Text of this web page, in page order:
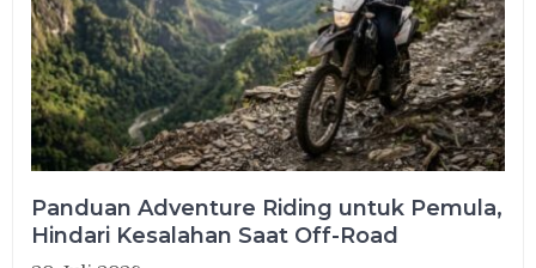
Panduan Adventure Riding untuk Pemula,
Hindari Kesalahan Saat Off-Road